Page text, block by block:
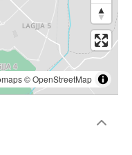
©OpenStreetMap